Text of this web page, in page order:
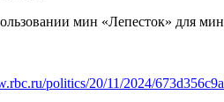
мин «Лепесток» для
politics/20/11/2024/